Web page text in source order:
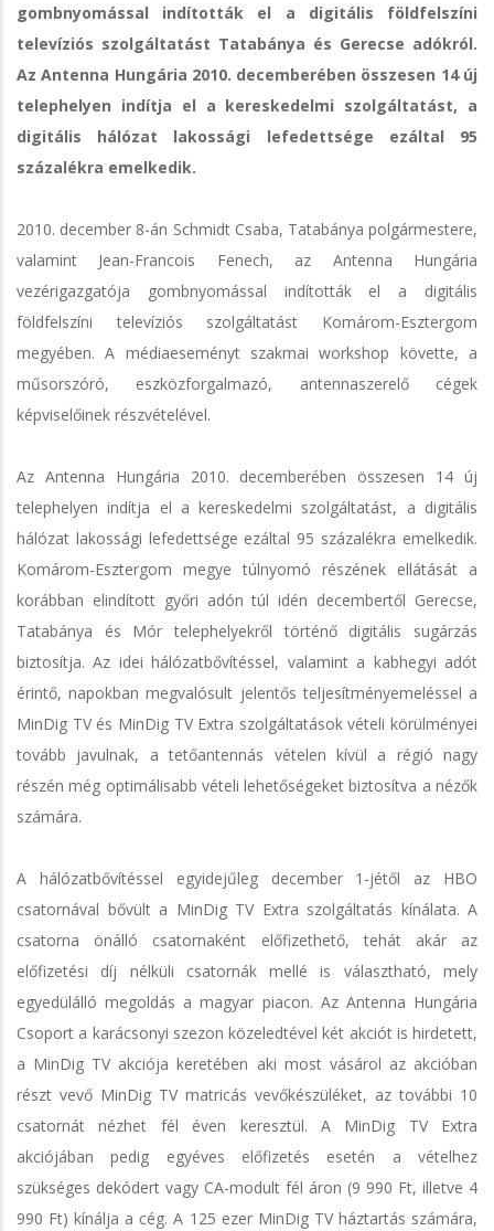
gombnyomással indították el a digitális földfelszíni
televíziós szolgáltatást Tatabánya és Gerecse adókról.
Az Antenna Hungária 2010. decemberében összesen 14 új
telephelyen indítja el a kereskedelmi szolgáltatást, a
digitális hálózat lakossági lefedettsége ezáltal 95
százalékra emelkedik.
2010. december 8-án Schmidt Csaba, Tatabánya polgármestere,
valamint Jean-Francois Fenech, az Antenna Hungária
vezérigazgatója gombnyomással indították el a digitális
földfelszíni televíziós szolgáltatást Komárom-Esztergom
megyében. A médiaeseményt szakmai workshop követte, a
műsorszóró, eszközforgalmazó, antennaszerelő cégek
képviselőinek részvételével.
Az Antenna Hungária 2010. decemberében összesen 14 új
telephelyen indítja el a kereskedelmi szolgáltatást, a digitális
hálózat lakossági lefedettsége ezáltal 95 százalékra emelkedik.
Komárom-Esztergom megye túlnyomó részének ellátását a
korábban elindított győri adón túl idén decembertől Gerecse,
Tatabánya és Mór telephelyekről történő digitális sugárzás
biztosítja. Az idei hálózatbővítéssel, valamint a kabhegyi adót
érintő, napokban megvalósult jelentős teljesítményemeléssel a
MinDig TV és MinDig TV Extra szolgáltatások vételi körülményei
tovább javulnak, a tetőantennás vételen kívül a régió nagy
részén még optimálisabb vételi lehetőségeket biztosítva a nézők
számára.
A hálózatbővítéssel egyidejűleg december 1-jétől az HBO
csatornával bővült a MinDig TV Extra szolgáltatás kínálata. A
csatorna önálló csatornaként előfizethető, tehát akár az
előfizetési díj nélküli csatornák mellé is választható, mely
egyedülálló megoldás a magyar piacon. Az Antenna Hungária
Csoport a karácsonyi szezon közeledtével két akciót is hirdetett,
a MinDig TV akciója keretében aki most vásárol az akcióban
részt vevő MinDig TV matricás vevőkészüléket, az további 10
csatornát nézhet fél éven keresztül. A MinDig TV Extra
akciójában pedig egyéves előfizetés esetén a vételhez
szükséges dekódert vagy CA-modult fél áron (9 990 Ft, illetve 4
990 Ft) kínálja a cég. A 125 ezer MinDig TV háztartás számára,